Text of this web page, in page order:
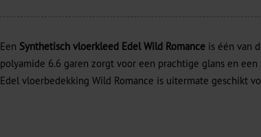
Een Synthetisch vloerkleed Edel Wild Romance is één van
polyamide 6.6 garen zorgt voor een prachtige glans en
Edel vloerbedekking Wild Romance is uitermate geschikt